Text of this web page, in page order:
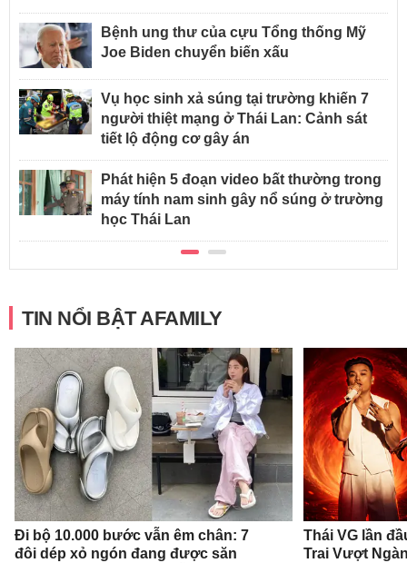
Bệnh ung thư của cựu Tổng thống Mỹ
Joe Biden chuyển biến xấu
Vụ học sinh xả súng tại trường khiến 7
người thiệt mạng ở Thái Lan: Cảnh sát
tiết lộ động cơ gây án
Phát hiện 5 đoạn video bất thường trong
máy tính nam sinh gây nổ súng ở trường
học Thái Lan
TIN NỔI BẬT AFAMILY
Đi bộ 10.000 bước vẫn êm chân: 7
đôi dép xỏ ngón đang được săn
Thái VG lần
Trai Vượt